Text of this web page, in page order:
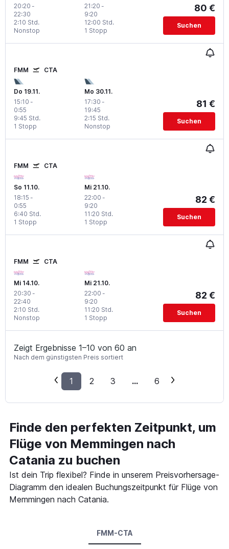
20:20 -
22:30
Nonstop
2:10 Std.
21:20 -
9:20
1 Stopp
12:00 Std.
80 €
Suchen
FMM CTA
Do 19.11.
15:10 -
0:55
1 Stopp
9:45 Std.
Mo 30.11.
17:30 -
19:45
Nonstop
2:15 Std.
81 €
Suchen
FMM CTA
So 11.10.
18:15 -
0:55
1 Stopp
6:40 Std.
Mi 21.10.
22:00 -
9:20
1 Stopp
11:20 Std.
82 €
Suchen
FMM CTA
Mi 14.10.
20:30 -
22:40
Nonstop
2:10 Std.
Mi 21.10.
22:00 -
9:20
1 Stopp
11:20 Std.
82 €
Suchen
Zeigt Ergebnisse 1–10 von 60 an
Nach dem günstigsten Preis sortiert
1 2 3 ... 6
Finde den perfekten Zeitpunkt, um
Flüge von Memmingen nach
Catania zu buchen
Ist dein Trip flexibel? Finde in unserem Preisvorhersage-
Diagramm den idealen Buchungszeitpunkt für Flüge von
Memmingen nach Catania.
FMM-CTA